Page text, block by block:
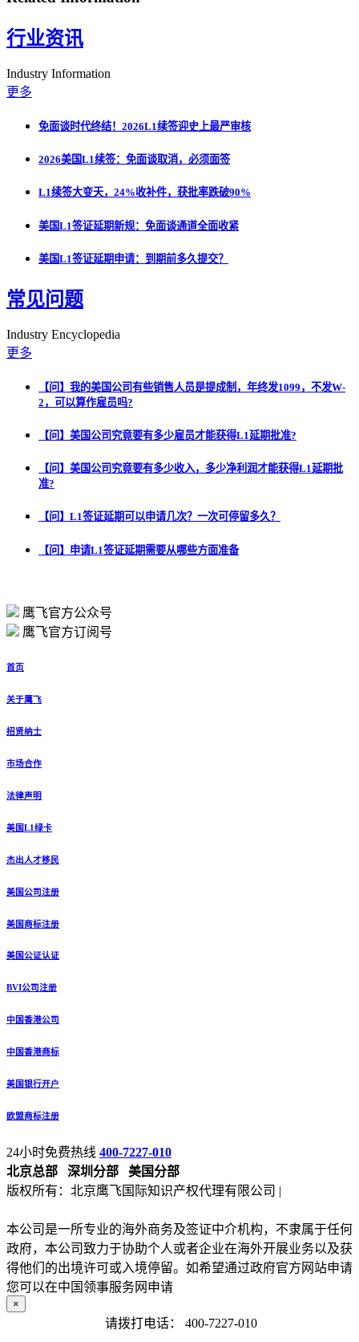
行业资讯
Industry Information
更多
免面谈时代终结！2026L1续签迎史上最严审核
2026美国L1续签：免面谈取消，必须面签
L1续签大变天，24%收补件，获批率跌破90%
美国L1签证延期新规：免面谈通道全面收紧
美国L1签证延期申请：到期前多久提交？
常见问题
Industry Encyclopedia
更多
【问】我的美国公司有些销售人员是提成制，年终发1099，不发W-
2，可以算作雇员吗?
【问】美国公司究竟要有多少雇员才能获得L1延期批准?
【问】美国公司究竟要有多少收入，多少净利润才能获得L1延期批
准?
【问】L1签证延期可以申请几次？一次可停留多久？
【问】申请L1签证延期需要从哪些方面准备
鹰飞官方公众号
鹰飞官方订阅号
首页
关于鹰飞
招贤纳士
市场合作
法律声明
美国L1绿卡
杰出人才移民
美国公司注册
美国商标注册
美国公证认证
BVI公司注册
中国香港公司
中国香港商标
美国银行开户
欧盟商标注册
24小时免费热线 400-7227-010
北京总部 深圳分部 美国分部
版权所有：北京鹰飞国际知识产权代理有限公司 |
本公司是一所专业的海外商务及签证中介机构，不隶属于任何
政府，本公司致力于协助个人或者企业在海外开展业务以及获
得他们的出境许可或入境停留。如希望通过政府官方网站申请
您可以在中国领事服务网申请
×
请拨打电话： 400-7227-010